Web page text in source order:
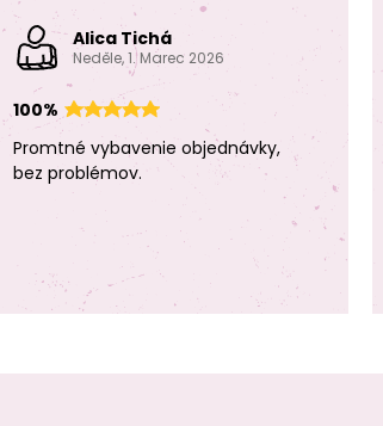
Alica Tichá
Neděle, 1. Marec 2026
100%
Promtné vybavenie objednávky,
bez problémov.